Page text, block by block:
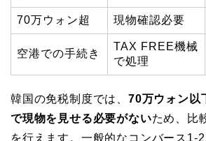
70万ウォン超 現物確認必要
空港での手続き
TAX FREE機械
で処理
韓国の免税制度では、 70万ウォン以
で現物を見せる必要がないため、比
を行えます。一般的なコンバース1-